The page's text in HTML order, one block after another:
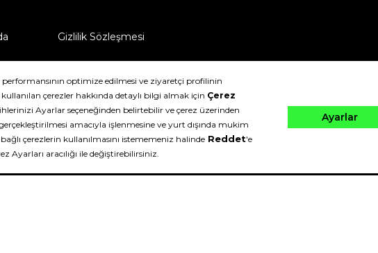
Gizlilik Sözleşmesi